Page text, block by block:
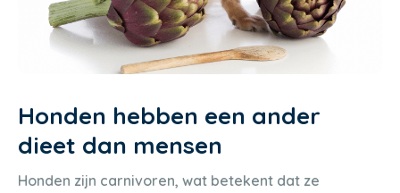
Honden hebben een ander
dieet dan mensen
Honden zijn carnivoren, wat betekent dat ze